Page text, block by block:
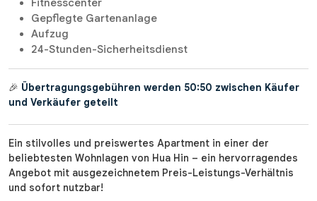
Fitnesscenter
Gepflegte Gartenanlage
Aufzug
24-Stunden-Sicherheitsdienst
🎉 Übertragungsgebühren werden 50:50 zwischen Käufer
und Verkäufer geteilt
Ein stilvolles und preiswertes Apartment in einer der
beliebtesten Wohnlagen von Hua Hin – ein hervorragendes
Angebot mit ausgezeichnetem Preis-Leistungs-Verhältnis
und sofort nutzbar!